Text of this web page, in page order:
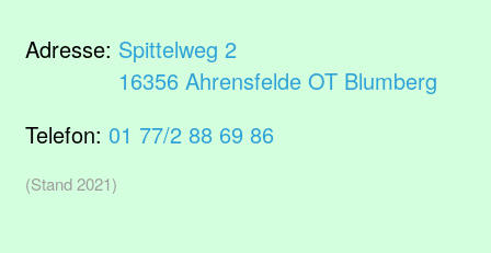
Adresse: Spittelweg 2
16356 Ahrensfelde OT Blumberg
Telefon: 01 77/2 88 69 86
(Stand 2021)